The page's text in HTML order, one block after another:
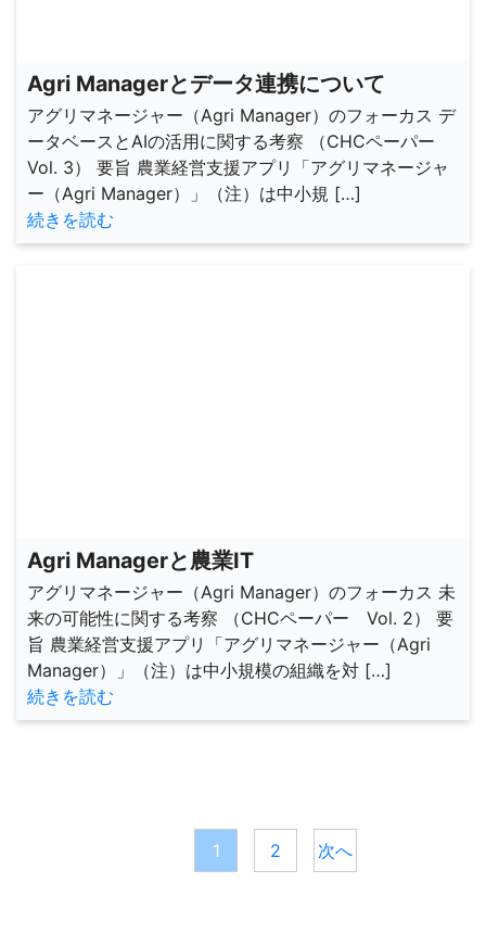
Agri Managerとデータ連携について
アグリマネージャー（Agri Manager）のフォーカス デ
ータベースとAIの活用に関する考察 （CHCペーパー
Vol. 3） 要旨 農業経営支援アプリ「アグリマネージャ
ー（Agri Manager）」（注）は中小規 […]
続きを読む
Agri Managerと農業IT
アグリマネージャー（Agri Manager）のフォーカス 未
来の可能性に関する考察 （CHCペーパー Vol. 2） 要
旨 農業経営支援アプリ「アグリマネージャー（Agri
Manager）」（注）は中小規模の組織を対 […]
続きを読む
1 2 次へ